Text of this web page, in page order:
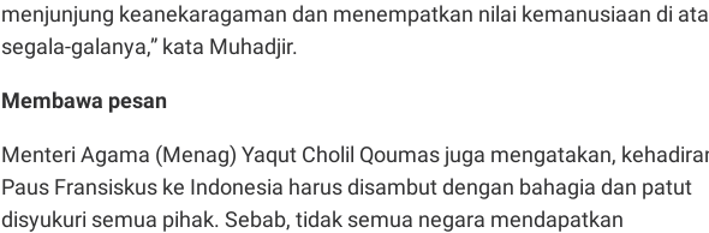
menjunjung keanekaragaman dan menempatkan nilai kemanusiaan di
segala-galanya,” kata Muhadjir.
Membawa pesan
Menteri Agama (Menag) Yaqut Cholil Qoumas juga mengatakan,
Paus Fransiskus ke Indonesia harus disambut dengan bahagia dan patut
disyukuri semua pihak. Sebab, tidak semua negara mendapatkan